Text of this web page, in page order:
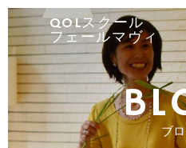
QOLスクール
フェールマヴィ
ブ